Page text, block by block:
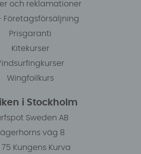
och reklamationer
Företagsförsäljning
Prisgaranti
Kitekurser
Wingfoilkurs
i Stockholm
Sweden AB
väg 8
75 Kungens Kurva